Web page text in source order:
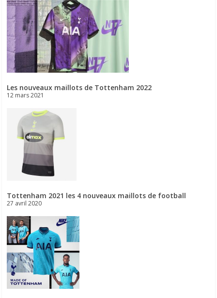
Les nouveaux maillots de Tottenham 2022
12 mars 2021
Tottenham 2021 les 4 nouveaux maillots de football
27 avril 2020